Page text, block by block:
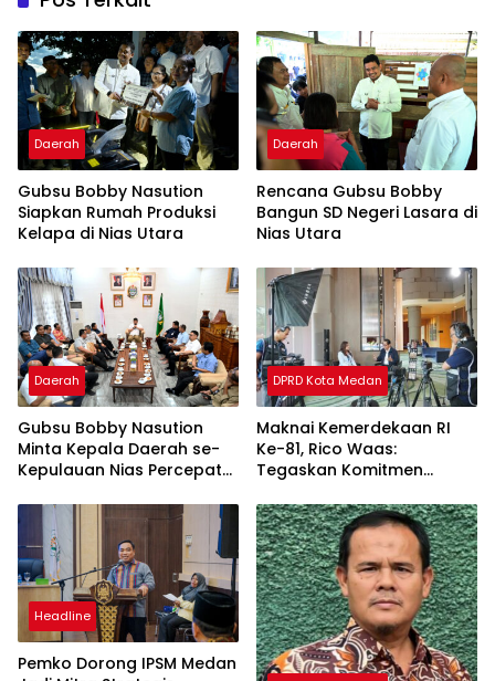
Daerah
Gubsu Bobby Nasution
Siapkan Rumah Produksi
Kelapa di Nias Utara
Daerah
Rencana Gubsu Bobby
Bangun SD Negeri Lasara di
Nias Utara
Daerah
Gubsu Bobby Nasution
Minta Kepala Daerah se-
Kepulauan Nias Percepat
DPRD Kota Medan
Maknai Kemerdekaan RI
Ke-81, Rico Waas:
Tegaskan Komitmen
Headline
Pemko Dorong IPSM Medan